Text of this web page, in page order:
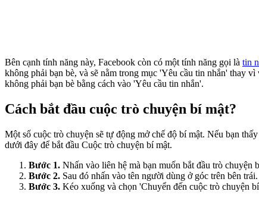
Bên cạnh tính năng này, Facebook còn có một tính năng gọi là tin
không phải bạn bè, và sẽ nằm trong mục 'Yêu cầu tin nhắn' thay
không phải bạn bè bằng cách vào 'Yêu cầu tin nhắn'.
Cách bắt đầu cuộc trò chuyện bí mật?
Một số cuộc trò chuyện sẽ tự động mở chế độ bí mật. Nếu bạn
dưới đây để bắt đầu Cuộc trò chuyện bí mật.
Bước 1. Nhấn vào liên hệ mà bạn muốn bắt đầu trò chuyện
Bước 2. Sau đó nhấn vào tên người dùng ở góc trên bên trái.
Bước 3. Kéo xuống và chọn 'Chuyển đến cuộc trò chuyện